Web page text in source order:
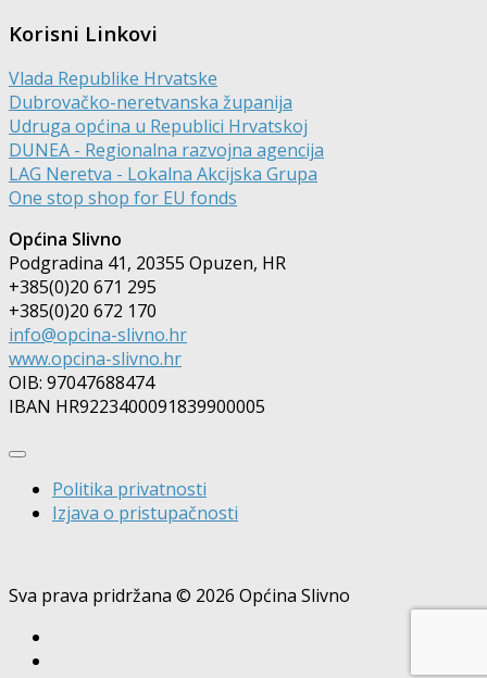
Korisni Linkovi
Vlada Republike Hrvatske
Dubrovačko-neretvanska županija
Udruga općina u Republici Hrvatskoj
DUNEA - Regionalna razvojna agencija
LAG Neretva - Lokalna Akcijska Grupa
One stop shop for EU fonds
Općina Slivno
Podgradina 41, 20355 Opuzen, HR
+385(0)20 671 295
+385(0)20 672 170
info@opcina-slivno.hr
www.opcina-slivno.hr
OIB: 97047688474
IBAN HR9223400091839900005
Politika privatnosti
Izjava o pristupačnosti
Sva prava pridržana © 2026 Općina Slivno